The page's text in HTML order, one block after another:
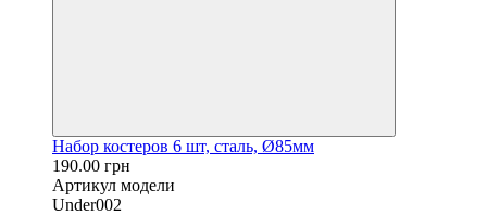
Набор костеров 6 шт, сталь, Ø85мм
190.00 грн
Артикул модели
Under002